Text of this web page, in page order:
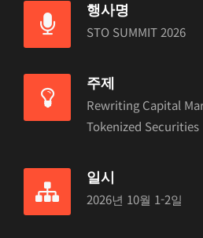
행사명
STO SUMMIT 2026
주제
Rewriting Capital
Tokenized Securities
일시
2026년 10월 1-2일